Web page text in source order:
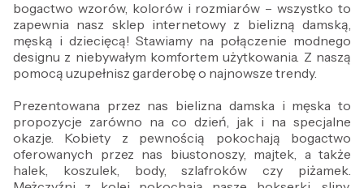
bogactwo wzorów, kolorów i rozmiarów – wszystko to
zapewnia nasz sklep internetowy z bielizną damską,
męską i dziecięcą! Stawiamy na połączenie modnego
designu z niebywałym komfortem użytkowania. Z naszą
pomocą uzupełnisz garderobę o najnowsze trendy.
Prezentowana przez nas bielizna damska i męska to
propozycje zarówno na co dzień, jak i na specjalne
okazje. Kobiety z pewnością pokochają bogactwo
oferowanych przez nas biustonoszy, majtek, a także
halek, koszulek, body, szlafroków czy piżamek.